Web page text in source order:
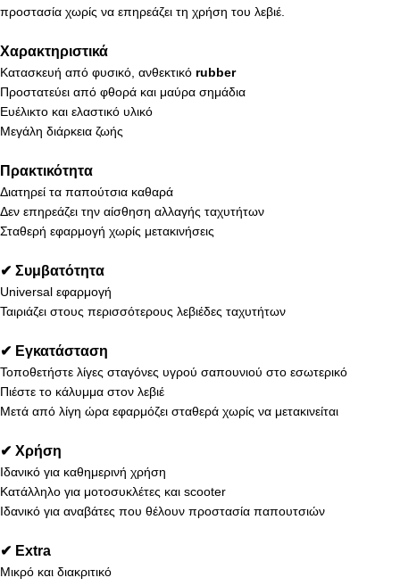
προστασία χωρίς να επηρεάζει τη χρήση του λεβιέ.
Χαρακτηριστικά
Κατασκευή από φυσικό, ανθεκτικό rubber
Προστατεύει από φθορά και μαύρα σημάδια
Ευέλικτο και ελαστικό υλικό
Μεγάλη διάρκεια ζωής
Πρακτικότητα
Διατηρεί τα παπούτσια καθαρά
Δεν επηρεάζει την αίσθηση αλλαγής ταχυτήτων
Σταθερή εφαρμογή χωρίς μετακινήσεις
✔ Συμβατότητα
Universal εφαρμογή
Ταιριάζει στους περισσότερους λεβιέδες ταχυτήτων
✔ Εγκατάσταση
Τοποθετήστε λίγες σταγόνες υγρού σαπουνιού στο εσωτερικό
Πιέστε το κάλυμμα στον λεβιέ
Μετά από λίγη ώρα εφαρμόζει σταθερά χωρίς να μετακινείται
✔ Χρήση
Ιδανικό για καθημερινή χρήση
Κατάλληλο για μοτοσυκλέτες και scooter
Ιδανικό για αναβάτες που θέλουν προστασία παπουτσιών
✔ Extra
Μικρό και διακριτικό